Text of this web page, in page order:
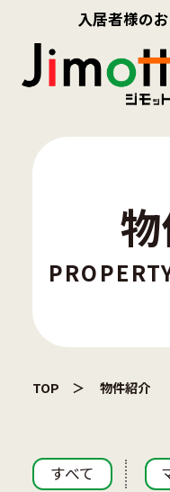
入居者様の
TOP 物件紹介
すべて